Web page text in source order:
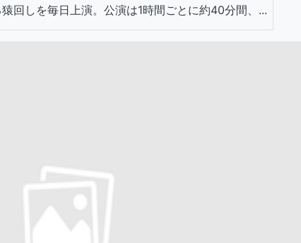
回しを毎日上演。公演は1時間ごとに約40分間、...